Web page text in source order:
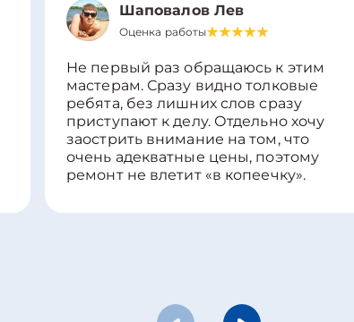
Шаповалов Лев
Оценка работы
Не первый раз обращаюсь к этим
мастерам. Сразу видно толковые
ребята, без лишних слов сразу
приступают к делу. Отдельно хочу
заострить внимание на том, что
очень адекватные цены, поэтому
ремонт не влетит «в копеечку».